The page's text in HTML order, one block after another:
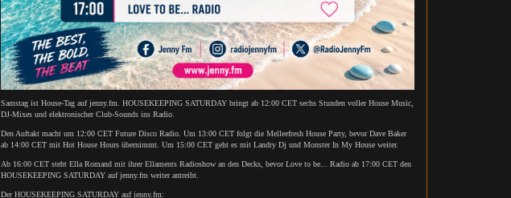
Samstag ist House-Tag auf jenny.fm. HOUSEKEEPING SATURDAY bringt ab 12:00 CET sechs Stunden voller House Music,
DJ-Mixes und elektronischer Club-Sounds ins Radio.
Den Auftakt macht um 12:00 CET Future Disco Radio. Um 13:00 CET folgt die Melleefresh House Party, bevor Dave Baker
ab 14:00 CET mit Hot House Hours übernimmt. Um 15:00 CET geht es mit Landry Dj und Monster In My House weiter.
Ab 16:00 CET steht Ella Romand mit ihrer Ellaments Radioshow an den Decks, bevor Love to be... Radio ab 17:00 CET den
HOUSEKEEPING SATURDAY auf jenny.fm weiter antreibt.
Der HOUSEKEEPING SATURDAY auf jenny.fm: